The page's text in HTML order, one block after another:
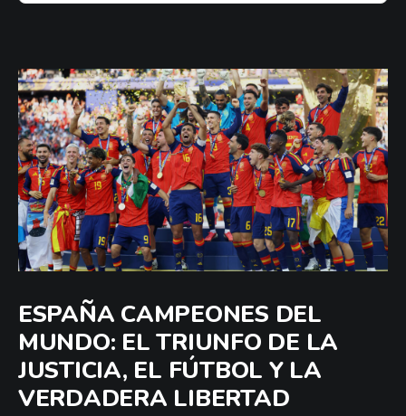
ESPAÑA CAMPEONES DEL
MUNDO: EL TRIUNFO DE LA
JUSTICIA, EL FÚTBOL Y LA
VERDADERA LIBERTAD